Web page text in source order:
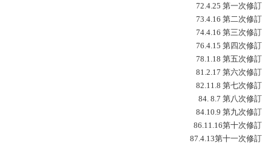
72.4.25 第一次修訂
73.4.16 第二次修訂
74.4.16 第三次修訂
76.4.15 第四次修訂
78.1.18 第五次修訂
81.2.17 第六次修訂
82.11.8 第七次修訂
84. 8.7 第八次修訂
84.10.9 第九次修訂
86.11.16第十次修訂
87.4.13第十一次修訂